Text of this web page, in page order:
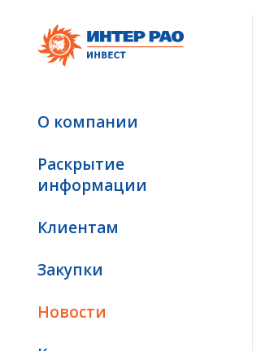
О компании
Раскрытие
информации
Клиентам
Закупки
Новости